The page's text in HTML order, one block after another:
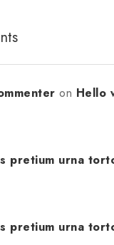
on Hello
pretium urna
pretium urna